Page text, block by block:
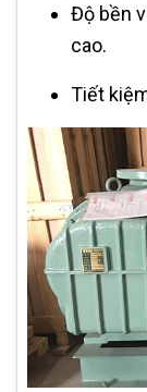
Độ bền
cao.
Tiết